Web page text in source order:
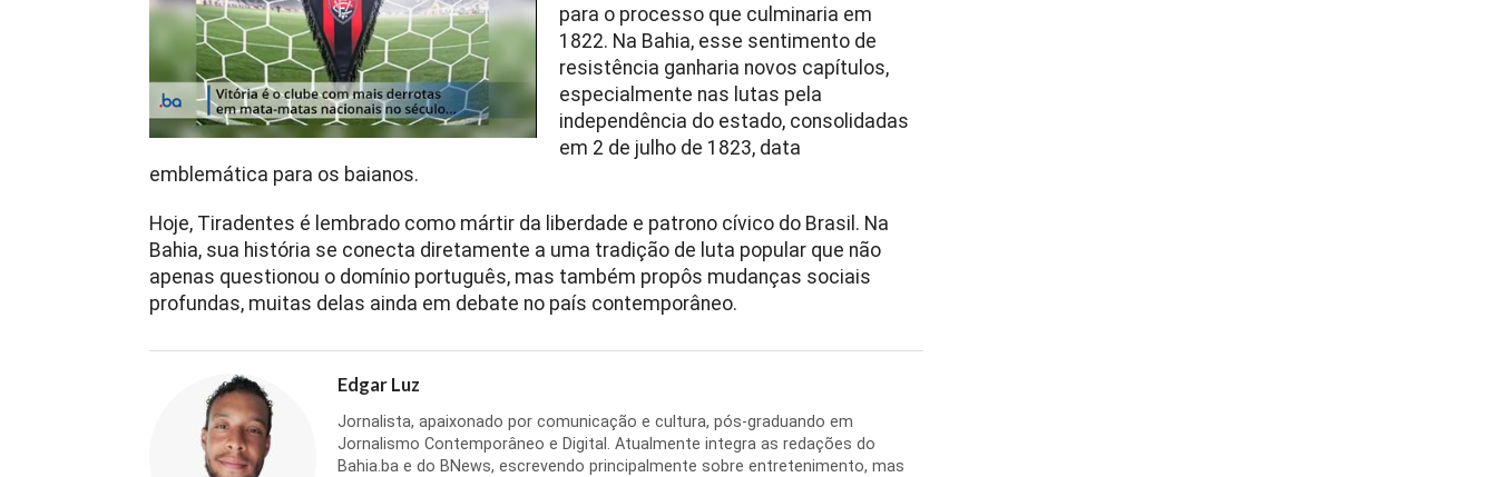
para o processo que culminaria em
1822. Na Bahia, esse sentimento de
resistência ganharia novos capítulos,
especialmente nas lutas pela
independência do estado, consolidadas
em 2 de julho de 1823, data
emblemática para os baianos.
Hoje, Tiradentes é lembrado como mártir da liberdade e patrono cívico do Brasil. Na
Bahia, sua história se conecta diretamente a uma tradição de luta popular que não
apenas questionou o domínio português, mas também propôs mudanças sociais
profundas, muitas delas ainda em debate no país contemporâneo.
Edgar Luz
Jornalista, apaixonado por comunicação e cultura, pós-graduando em
Jornalismo Contemporâneo e Digital. Atualmente integra as redações do
Bahia.ba e do BNews, escrevendo principalmente sobre entretenimento, mas